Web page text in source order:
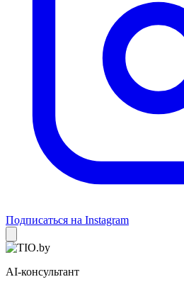
Подписаться на Instagram
AI-консультант